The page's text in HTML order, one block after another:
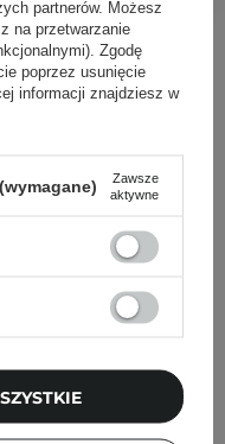
również
partnerów. Możesz
na przetwarzanie
Zgodę
poprzez usunięcie
informacji znajdziesz w
Zawsze
aktywne